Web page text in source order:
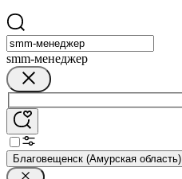
smm-менеджер
Благовещенск (Амурская область)